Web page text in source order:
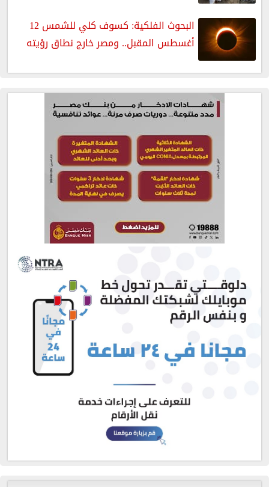
البحوث الفلكية: كسوف كلي للشمس 12
أغسطس المقبل.. ومصر خارج نطاق رؤيته